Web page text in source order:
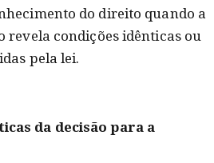
do direito quando a
revela condições idênticas ou
pela lei.
da decisão para a